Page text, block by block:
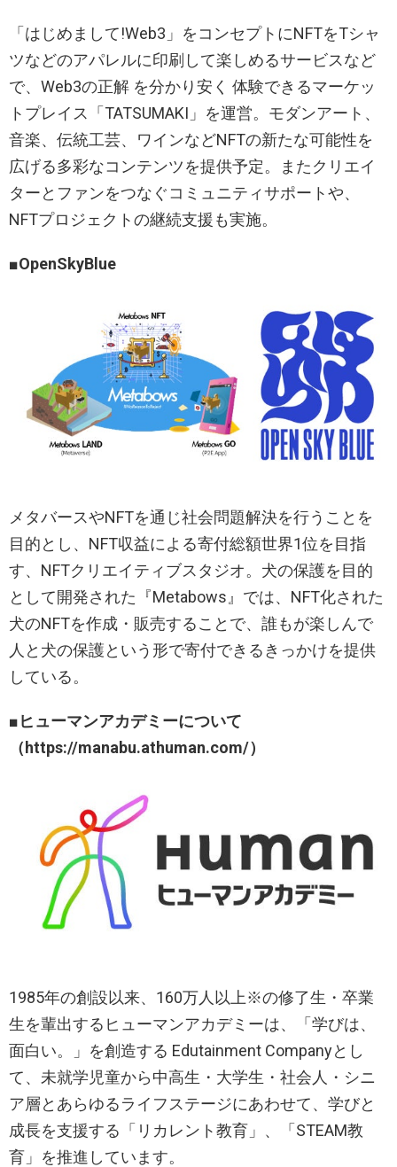
「はじめまして!Web3」をコンセプトにNFTをTシャ
ツなどのアパレルに印刷して楽しめるサービスなど
で、Web3の正解 を分かり安く 体験できるマーケッ
トプレイス「TATSUMAKI」を運営。モダンアート、
音楽、伝統工芸、ワインなどNFTの新たな可能性を
広げる多彩なコンテンツを提供予定。またクリエイ
ターとファンをつなぐコミュニティサポートや、
NFTプロジェクトの継続支援も実施。
■OpenSkyBlue
メタバースやNFTを通じ社会問題解決を行うことを
目的とし、NFT収益による寄付総額世界1位を目指
す、NFTクリエイティブスタジオ。犬の保護を目的
として開発された『Metabows』では、NFT化された
犬のNFTを作成・販売することで、誰もが楽しんで
人と犬の保護という形で寄付できるきっかけを提供
している。
■ヒューマンアカデミーについて
（https://manabu.athuman.com/）
1985年の創設以来、160万人以上※の修了生・卒業
生を輩出するヒューマンアカデミーは、「学びは、
面白い。」を創造する Edutainment Companyとし
て、未就学児童から中高生・大学生・社会人・シニ
ア層とあらゆるライフステージにあわせて、学びと
成長を支援する「リカレント教育」、「STEAM教
育」を推進しています。